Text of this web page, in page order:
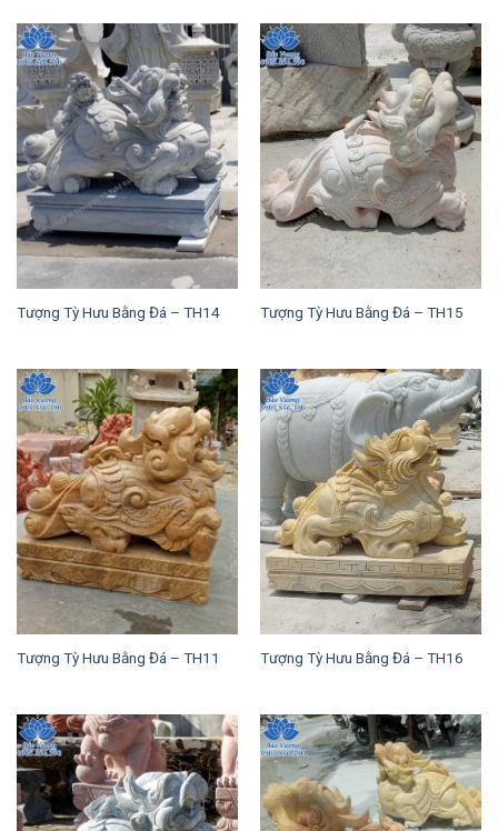
Tượng Tỳ Hưu Bằng Đá – TH14 Tượng Tỳ Hưu Bằng Đá – TH15
Tượng Tỳ Hưu Bằng Đá – TH11 Tượng Tỳ Hưu Bằng Đá – TH16